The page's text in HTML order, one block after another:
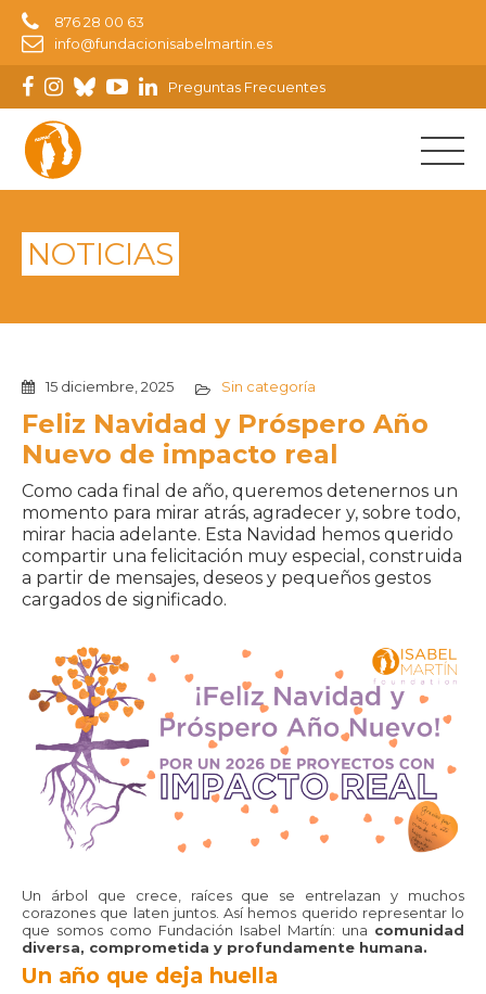
876 28 00 63
info@fundacionisabelmartin.es
Preguntas Frecuentes
NOTICIAS
15 diciembre, 2025 Sin categoría
Feliz Navidad y Próspero Año
Nuevo de impacto real
Como cada final de año, queremos detenernos un
momento para mirar atrás, agradecer y, sobre todo,
mirar hacia adelante. Esta Navidad hemos querido
compartir una felicitación muy especial, construida
a partir de mensajes, deseos y pequeños gestos
cargados de significado.
Un árbol que crece, raíces que se entrelazan y muchos
corazones que laten juntos. Así hemos querido representar lo
que somos como Fundación Isabel Martín: una comunidad
diversa, comprometida y profundamente humana.
Un año que deja huella